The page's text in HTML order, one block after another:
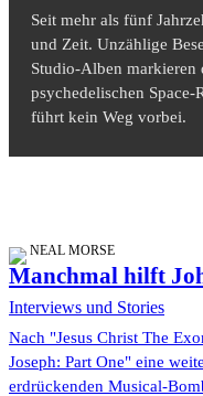
Seit mehr als fünf
und Zeit. Unzählige
Studio-Alben markieren
psychedelischen
führt kein Weg vorbei.
NEAL MORSE
Manchmal hilft
Interviews und Stories
Nach "Jesus Christ The
Joseph: Part One" eine
erdrückenden Musical-